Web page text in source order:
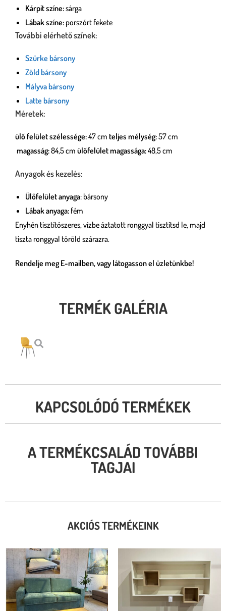
Kárpit színe:sárga
Lábak színe: porszórt fekete
További elérhető színek:
Szürke bársony
Zöld bársony
Mályva bársony
Latte bársony
Méretek:
ülő felület szélessége:47 cm teljes mélység:57 cm
magasság:84,5 cm ülőfelület magassága:48,5 cm
Anyagok és kezelés:
Ülőfelület anyaga: bársony
Lábak anyaga: fém
Enyhén tisztítószeres, vízbe áztatott ronggyal tisztítsd le, majd
tiszta ronggyal töröld szárazra.
Rendelje meg E-mailben, vagy látogasson el üzletünkbe!
TERMÉK GALÉRIA
KAPCSOLÓDÓ TERMÉKEK
A TERMÉKCSALÁD TOVÁBBI
TAGJAI
AKCIÓS TERMÉKEINK